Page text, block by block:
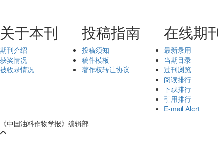
关于本刊
期刊介绍
获奖情况
被收录情况
投稿指南
投稿须知
稿件模板
著作权转让协议
在线期
最新录用
当期目录
过刊浏览
阅读排行
下载排行
引用排行
E-mail Alert
《中国油料作物学报》编辑部